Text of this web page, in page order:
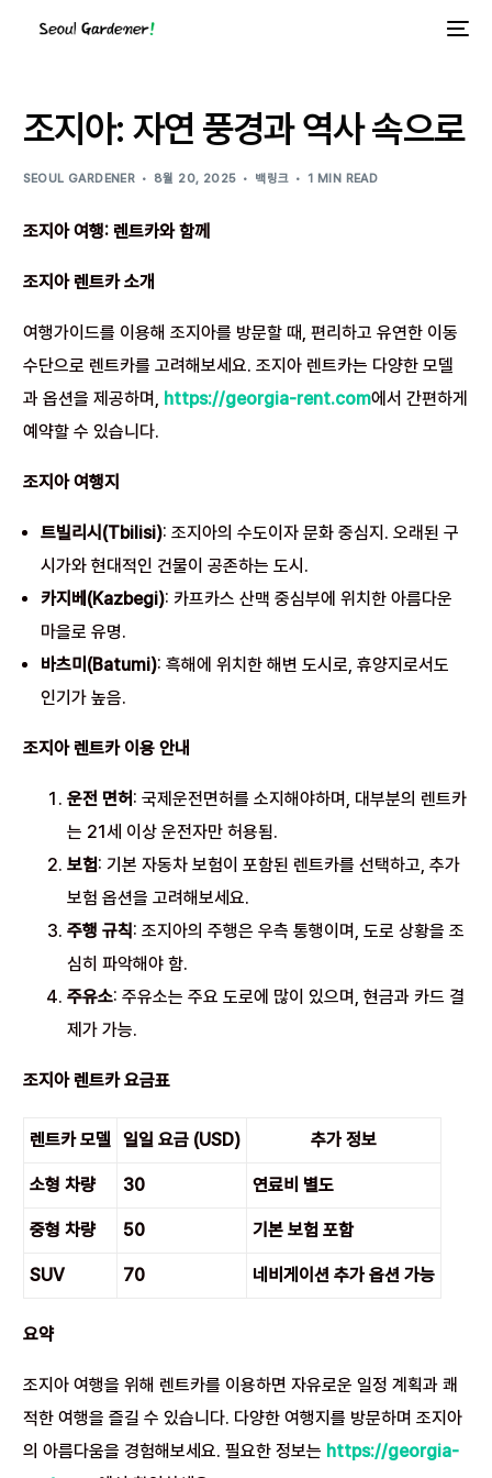
조지아: 자연 풍경과 역사 속으로
SEOUL GARDENER 8월 20, 2025 백링크 1 MIN READ
조지아 여행: 렌트카와 함께
조지아 렌트카 소개
여행가이드를 이용해 조지아를 방문할 때, 편리하고 유연한 이동
수단으로 렌트카를 고려해보세요. 조지아 렌트카는 다양한 모델
과 옵션을 제공하며, https://georgia-rent.com에서 간편하게
예약할 수 있습니다.
조지아 여행지
트빌리시(Tbilisi): 조지아의 수도이자 문화 중심지. 오래된 구
시가와 현대적인 건물이 공존하는 도시.
카지베(Kazbegi): 카프카스 산맥 중심부에 위치한 아름다운
마을로 유명.
바츠미(Batumi): 흑해에 위치한 해변 도시로, 휴양지로서도
인기가 높음.
조지아 렌트카 이용 안내
운전 면허 : 국제운전면허를 소지해야하며, 대부분의 렌트카
는 21세 이상 운전자만 허용됨.
보험: 기본 자동차 보험이 포함된 렌트카를 선택하고, 추가
보험 옵션을 고려해보세요.
주행 규칙 : 조지아의 주행은 우측 통행이며, 도로 상황을 조
심히 파악해야 함.
주유소: 주유소는 주요 도로에 많이 있으며, 현금과 카드 결
제가 가능.
조지아 렌트카 요금표
렌트카 모델 일일 요금 (USD) 추가 정보
소형 차량 30 연료비 별도
중형 차량 50 기본 보험 포함
SUV 70 네비게이션 추가 옵션 가능
요약
조지아 여행을 위해 렌트카를 이용하면 자유로운 일정 계획과 쾌
적한 여행을 즐길 수 있습니다. 다양한 여행지를 방문하며 조지아
의 아름다움을 경험해보세요. 필요한 정보는 https://georgia-